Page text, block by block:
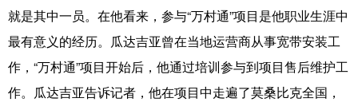
山东 河南 湖北 湖南
广东 广西 海南 重庆
四川 贵州 云南 西藏
就是其中一员。在他看来，参与“万村通”项目是他职业生涯中
最有意义的经历。瓜达吉亚曾在当地运营商从事宽带安装工
作，“万村通”项目开始后，他通过培训参与到项目售后维护工
作。瓜达吉亚告诉记者，他在项目中走遍了莫桑比克全国，